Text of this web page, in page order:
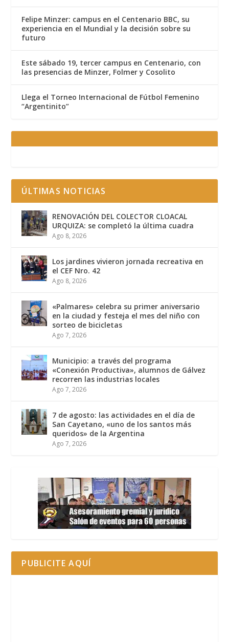
Felipe Minzer: campus en el Centenario BBC, su
experiencia en el Mundial y la decisión sobre su
futuro
Este sábado 19, tercer campus en Centenario, con
las presencias de Minzer, Folmer y Cosolito
Llega el Torneo Internacional de Fútbol Femenino
“Argentinito”
ÚLTIMAS NOTICIAS
RENOVACIÓN DEL COLECTOR CLOACAL
URQUIZA: se completó la última cuadra
Ago 8, 2026
Los jardines vivieron jornada recreativa en
el CEF Nro. 42
Ago 8, 2026
«Palmares» celebra su primer aniversario
en la ciudad y festeja el mes del niño con
sorteo de bicicletas
Ago 7, 2026
Municipio: a través del programa
«Conexión Productiva», alumnos de Gálvez
recorren las industrias locales
Ago 7, 2026
7 de agosto: las actividades en el día de
San Cayetano, «uno de los santos más
queridos» de la Argentina
Ago 7, 2026
PUBLICITE AQUÍ